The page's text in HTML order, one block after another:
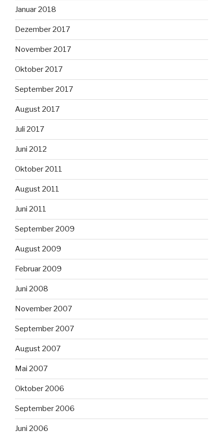
Januar 2018
Dezember 2017
November 2017
Oktober 2017
September 2017
August 2017
Juli 2017
Juni 2012
Oktober 2011
August 2011
Juni 2011
September 2009
August 2009
Februar 2009
Juni 2008
November 2007
September 2007
August 2007
Mai 2007
Oktober 2006
September 2006
Juni 2006